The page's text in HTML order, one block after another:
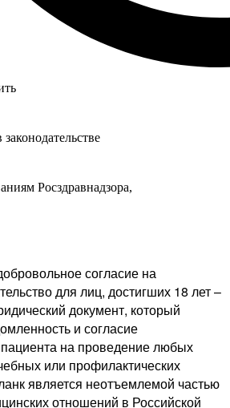
Росздравнадзора,
согласие на
для лиц, достигших 18 лет –
документ, который
и согласие
на проведение любых
или профилактических
является неотъемлемой частью
отношений в Российской